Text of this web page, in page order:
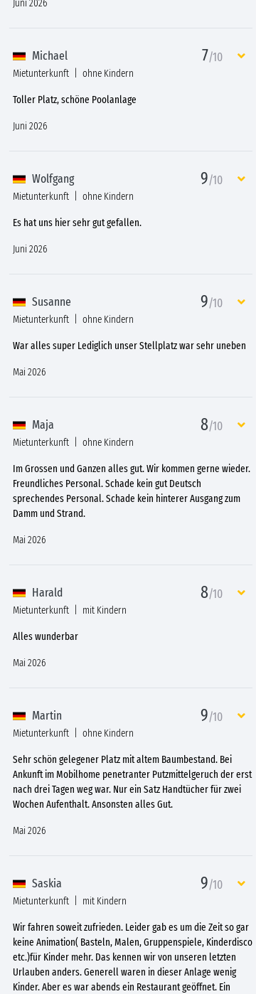
Juni 2026
Michael 7/10
Mietunterkunft ohne Kindern
Toller Platz, schöne Poolanlage
Juni 2026
Wolfgang 9/10
Mietunterkunft ohne Kindern
Es hat uns hier sehr gut gefallen.
Juni 2026
Susanne 9/10
Mietunterkunft ohne Kindern
War alles super Lediglich unser Stellplatz war sehr uneben
Mai 2026
Maja 8/10
Mietunterkunft ohne Kindern
Im Grossen und Ganzen alles gut. Wir kommen gerne wieder.
Freundliches Personal. Schade kein gut Deutsch
sprechendes Personal. Schade kein hinterer Ausgang zum
Damm und Strand.
Mai 2026
Harald 8/10
Mietunterkunft mit Kindern
Alles wunderbar
Mai 2026
Martin 9/10
Mietunterkunft ohne Kindern
Sehr schön gelegener Platz mit altem Baumbestand. Bei
Ankunft im Mobilhome penetranter Putzmittelgeruch der erst
nach drei Tagen weg war. Nur ein Satz Handtücher für zwei
Wochen Aufenthalt. Ansonsten alles Gut.
Mai 2026
Saskia 9/10
Mietunterkunft mit Kindern
Wir fahren soweit zufrieden. Leider gab es um die Zeit so gar
keine Animation( Basteln, Malen, Gruppenspiele, Kinderdisco
etc.)für Kinder mehr. Das kennen wir von unseren letzten
Urlauben anders. Generell waren in dieser Anlage wenig
Kinder. Aber es war abends ein Restaurant geöffnet. Ein